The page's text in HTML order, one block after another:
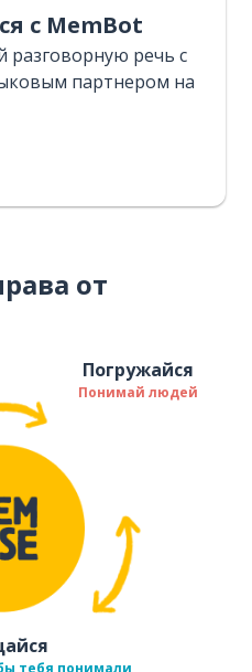
с MemBot
разговорную речь с
партнером на
от
Погружайся
Понимай людей
тебя понимали